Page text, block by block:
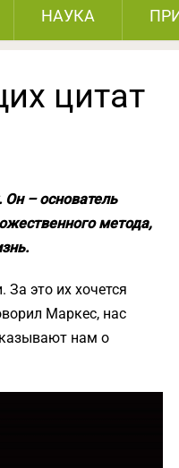
НАУКА
цитат
Он – основатель
метода,
это их хочется
Маркес, нас
нам о